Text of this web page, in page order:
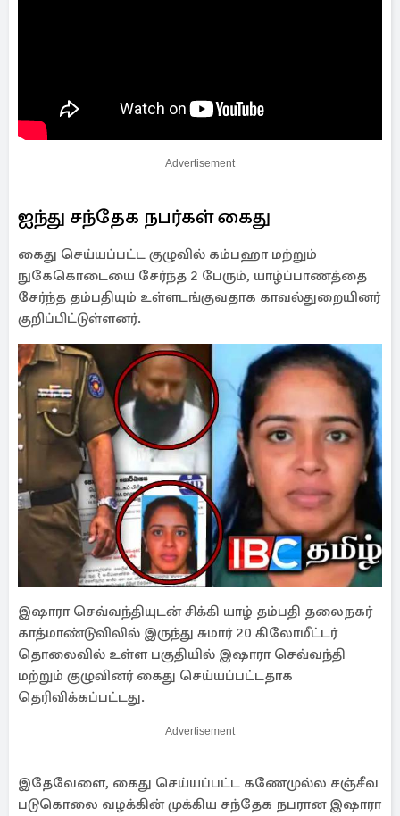
Advertisement
ஐந்து சந்தேக நபர்கள் கைது
கைது செய்யப்பட்ட குழுவில் கம்பஹா மற்றும்
நுகேகொடையை சேர்ந்த 2 பேரும், யாழ்ப்பாணத்தை
சேர்ந்த தம்பதியும் உள்ளடங்குவதாக காவல்துறையினர்
குறிப்பிட்டுள்ளனர்.
இஷாரா செவ்வந்தியுடன் சிக்கி யாழ் தம்பதி தலைநகர்
காத்மாண்டுவிலில் இருந்து சுமார் 20 கிலோமீட்டர்
தொலைவில் உள்ள பகுதியில் இஷாரா செவ்வந்தி
மற்றும் குழுவினர் கைது செய்யப்பட்டதாக
தெரிவிக்கப்பட்டது.
Advertisement
இதேவேளை, கைது செய்யப்பட்ட கணேமுல்ல சஞ்சீவ
படுகொலை வழக்கின் முக்கிய சந்தேக நபரான இஷாரா